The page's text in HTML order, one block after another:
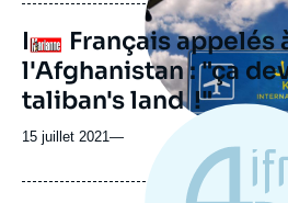
Logo
Les Français appelés
l'Afghanistan : "ça
taliban's land !"
15 juillet 2021—